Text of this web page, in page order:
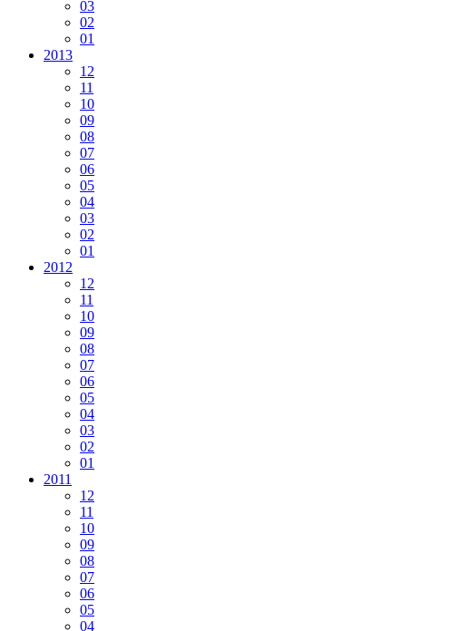
03
02
01
2013
12
11
10
09
08
07
06
05
04
03
02
01
2012
12
11
10
09
08
07
06
05
04
03
02
01
2011
12
11
10
09
08
07
06
05
04